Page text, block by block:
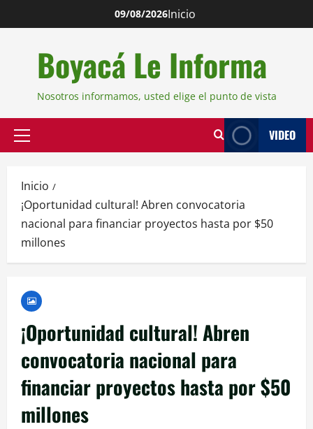
09/08/2026Inicio
Boyacá Le Informa
Nosotros informamos, usted elige el punto de vista
VIDEO
Inicio
¡Oportunidad cultural! Abren convocatoria
nacional para financiar proyectos hasta por $50
millones
¡Oportunidad cultural! Abren
convocatoria nacional para
financiar proyectos hasta por $50
millones